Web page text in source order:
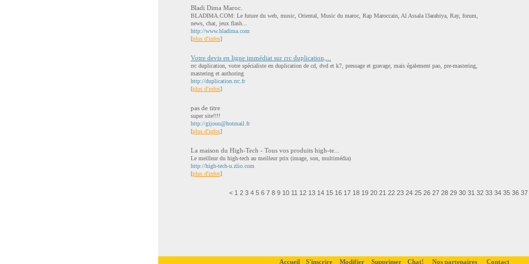
Bladi Dima Maroc.
BLADIMA.COM: Le future du web, music, Oriental, Music du maroc, Rap Maroccain, Al Assala l3arabiya, Ray, forum,
news, chat, jeux flash...
http://www.bladima.com
[plus d'infos]
Votre devis en ligne immédiat sur rrc duplication,...
rrc duplication, votre spécialiste en duplication de cd, dvd et k7, pressage et gravage, mais également pao, pre-mastering,
mastering et authoring
http://duplication.rrc.fr
[plus d'infos]
pas de titre
super site!!!!
http://gijouu@hotmail.fr
[plus d'infos]
La maison du High-Tech - Tous vos produits high-te...
Le meilleur du high-tech au meilleur prix (image, son, multimédia)
http://high-tech-u.zlio.com
[plus d'infos]
< 1 2 3 4 5 6 7 8 9 10 11 12 13 14 15 16 17 18 19 20 21 22 23 24 25 26 27 28 29 30 31 32 33 34 35 36 37
Accueil S'inscrire Modifier Supprimer Chat! Nos partenaires Contact